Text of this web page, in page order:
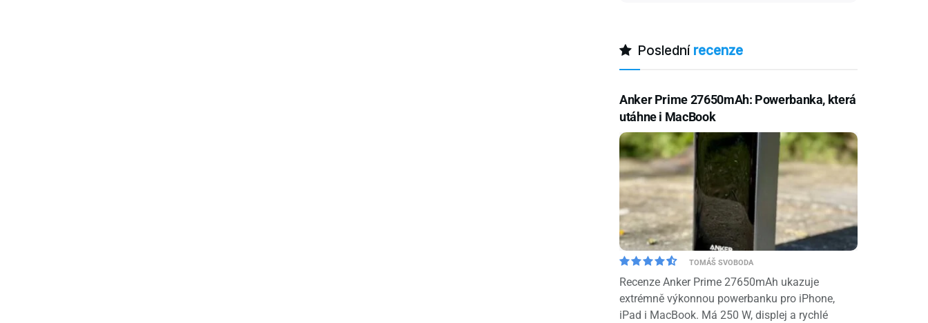
Poslední recenze
Anker Prime 27650mAh: Powerbanka, která
utáhne i MacBook
TOMÁŠ SVOBODA
Recenze Anker Prime 27650mAh ukazuje
extrémně výkonnou powerbanku pro iPhone,
iPad i MacBook. Má 250 W, displej a rychlé